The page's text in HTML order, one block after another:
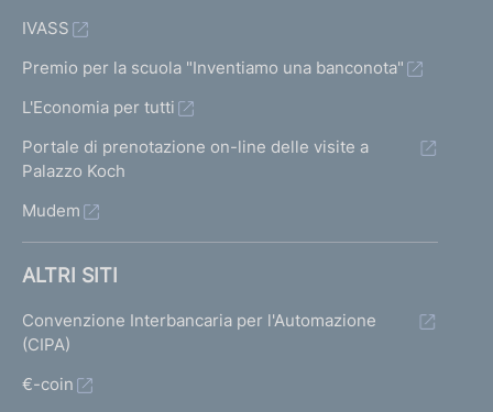
IVASS
Premio per la scuola "Inventiamo una banconota"
L'Economia per tutti
Portale di prenotazione on-line delle visite a
Palazzo Koch
Mudem
ALTRI SITI
Convenzione Interbancaria per l'Automazione
(CIPA)
€-coin